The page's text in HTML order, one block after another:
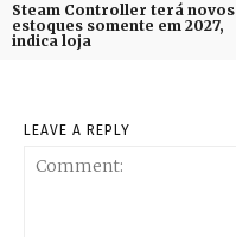
Steam Controller terá novos
estoques somente em 2027,
indica loja
LEAVE A REPLY